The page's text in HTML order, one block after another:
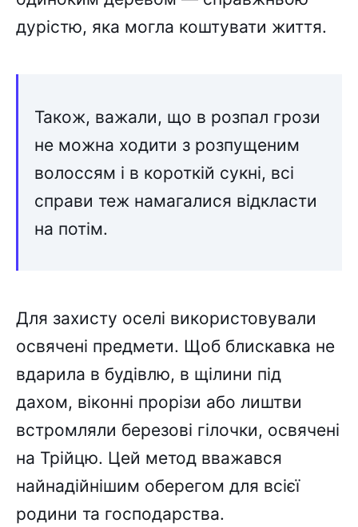
дурістю, яка могла коштувати життя.
Також, важали, що в розпал грози
не можна ходити з розпущеним
волоссям і в короткій сукні, всі
справи теж намагалися відкласти
на потім.
Для захисту оселі використовували
освячені предмети. Щоб блискавка не
вдарила в будівлю, в щілини під
дахом, віконні прорізи або лиштви
встромляли березові гілочки, освячені
на Трійцю. Цей метод вважався
найнадійнішим оберегом для всієї
родини та господарства.